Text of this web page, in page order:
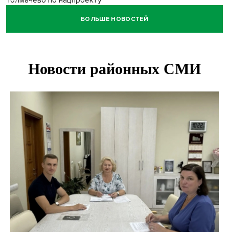
В Новосибирске зафиксирован рост заболеваемости
В Новосибирске осудили внука за продажу дедова ружья
В Новосибирске по КРТ сдали первую очередь
миниполиса «Фора»
О пустырях в центре Новосибирска из-за лимита
площади КРТ предупредили эксперты
БОЛЬШЕ НОВОСТЕЙ